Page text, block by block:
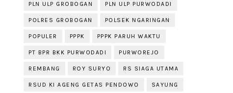
PLN ULP GROBOGAN PLN ULP PURWODADI
POLRES GROBOGAN POLSEK NGARINGAN
POPULER PPPK PPPK PARUH WAKTU
PT BPR BKK PURWODADI PURWOREJO
REMBANG ROY SURYO RS SIAGA UTAMA
RSUD KI AGENG GETAS PENDOWO SAYUNG